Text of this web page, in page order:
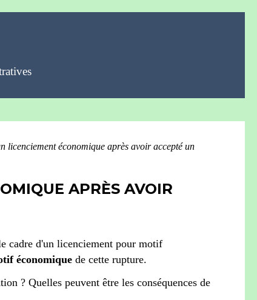
licenciement économique après avoir accepté un
APRÈS AVOIR
cadre d'un licenciement pour motif
économique de cette rupture.
? Quelles peuvent être les conséquences de